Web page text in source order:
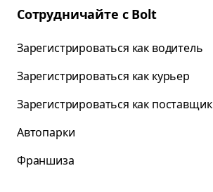
Сотрудничайте с Bolt
Зарегистрироваться как водитель
Зарегистрироваться как курьер
Зарегистрироваться как поставщик
Автопарки
Франшиза